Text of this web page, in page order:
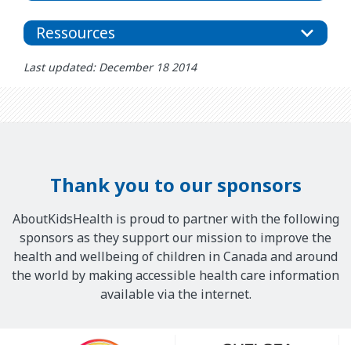
Ressources
Last updated: December 18 2014
Thank you to our sponsors
AboutKidsHealth is proud to partner with the following
sponsors as they support our mission to improve the
health and wellbeing of children in Canada and around
the world by making accessible health care information
available via the internet.